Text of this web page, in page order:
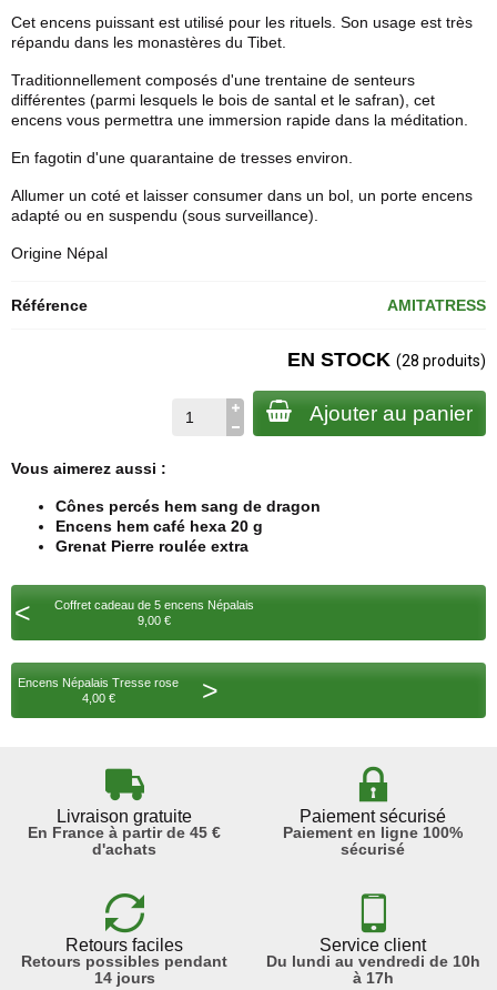
Cet encens puissant est utilisé pour les rituels. Son usage est très
répandu dans les monastères du Tibet
Traditionnellement composés d'une trentaine de senteurs
différentes (parmi lesquels le bois de santal et le safran), cet
encens vous permettra une immersion rapide dans la méditation.
En fagotin d'une quarantaine de tresses environ.
Allumer un coté et laisser consumer dans un bol, un porte encens
adapté ou en suspendu (sous surveillance).
Origine Népal
Référence AMITATRESS
EN STOCK (28 produits)
Ajouter au panier
Vous aimerez aussi :
Cônes percés hem sang de dragon
Encens hem café hexa 20 g
Grenat Pierre roulée extra
<
Coffret cadeau de 5 encens Népalais
9,00 €
Encens Népalais Tresse rose
4,00 €
>
Livraison gratuite
En France à partir de 45 €
d'achats
Paiement sécurisé
Paiement en ligne 100%
sécurisé
Retours faciles
Retours possibles pendant
14 jours
Service client
Du lundi au vendredi de 10h
à 17h